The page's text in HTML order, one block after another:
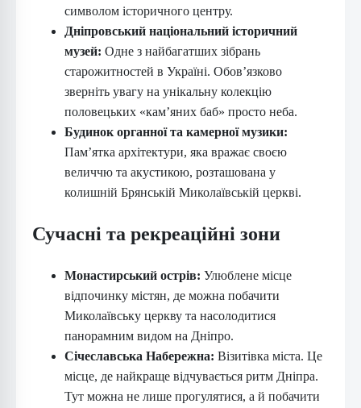
символом історичного центру.
Дніпровський національний історичний
музей: Одне з найбагатших зібрань
старожитностей в Україні. Обов’язково
зверніть увагу на унікальну колекцію
половецьких «кам’яних баб» просто неба.
Будинок органної та камерної музики:
Пам’ятка архітектури, яка вражає своєю
величчю та акустикою, розташована у
колишній Брянській Миколаївській церкві.
Сучасні та рекреаційні зони
Монастирський острів: Улюблене місце
відпочинку містян, де можна побачити
Миколаївську церкву та насолодитися
панорамним видом на Дніпро.
Січеславська Набережна: Візитівка міста. Це
місце, де найкраще відчувається ритм Дніпра.
Тут можна не лише прогулятися, а й побачити